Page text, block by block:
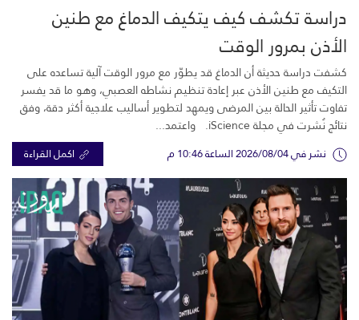
دراسة تكشف كيف يتكيف الدماغ مع طنين
الأذن بمرور الوقت
كشفت دراسة حديثة أن الدماغ قد يطوّر مع مرور الوقت آلية تساعده على
التكيف مع طنين الأذن عبر إعادة تنظيم نشاطه العصبي، وهو ما قد يفسر
تفاوت تأثير الحالة بين المرضى ويمهد لتطوير أساليب علاجية أكثر دقة، وفق
نتائج نُشرت في مجلة iScience. واعتمد...
نشر في 2026/08/04 الساعة 10:46 م اكمل القراءة